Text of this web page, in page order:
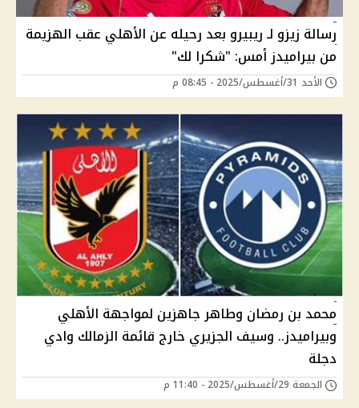
رسالة زيزو لـ ريبيرو بعد رحيله عن الأهلي عقب الهزيمة
من بيراميدز أمس: "شكرا لك"
الأحد 31/أغسطس/2025 - 08:45 م
محمد بن رمضان وطاهر جاهزين لمواجهة الأهلي
وبيراميدز.. وسيف الجزيري خارج قائمة الزمالك وادي
دجلة
الجمعة 29/أغسطس/2025 - 11:40 م